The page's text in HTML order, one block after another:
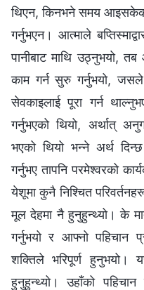
थिएन, किनभने समय
गर्नुभएन। आत्माले
पानीबाट माथि उठ्नुभयो,
काम गर्न सुरु गर्नुभयो,
सेवकाइलाई पूरा गर्न
गर्नुभएको थियो, अर्थात्
भएको थियो भन्‍ने अर्थ
गर्नुभए तापनि परमेश्‍वरको
येशूमा कुनै निश्‍चित
मूल देहमा नै हुनुहुन्थ्यो। के
गर्नुभयो र आफ्‍नो पहिचान
शक्तिले भरिपूर्ण हुनुभयो।
हुनुहुन्थ्यो। उहाँको